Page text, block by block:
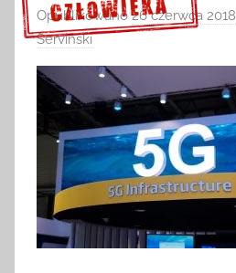
Sprawdź szczegóły >>>
Opublikowano26 czerwca 2018
Serviński